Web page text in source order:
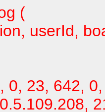
(
userId,
0, 23, 642,